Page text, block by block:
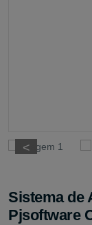
<
<
Sistema de
Pjsoftware